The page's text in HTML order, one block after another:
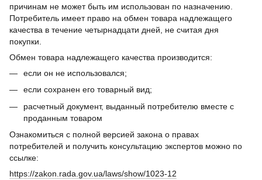
причинам не может быть им использован по назначению.
Потребитель имеет право на обмен товара надлежащего
качества в течение четырнадцати дней, не считая дня
покупки.
Обмен товара надлежащего качества производится:
если он не использовался;
если сохранен его товарный вид;
расчетный документ, выданный потребителю вместе с
проданным товаром
Ознакомиться с полной версией закона о правах
потребителей и получить консультацию экспертов можно по
ссылке:
https://zakon.rada.gov.ua/laws/show/1023-12